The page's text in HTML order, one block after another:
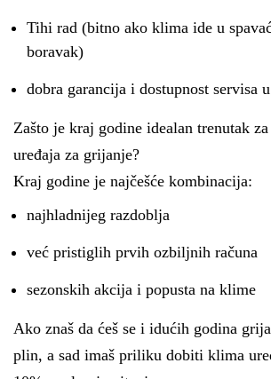
Tihi rad (bitno ako klima ide u
boravak)
dobra garancija i dostupnost servisa
Zašto je kraj godine idealan trenutak
uređaja za grijanje?
Kraj godine je najčešće kombinacija:
najhladnijeg razdoblja
već pristiglih prvih ozbiljnih računa
sezonskih akcija i popusta na klime
Ako znaš da ćeš se i idućih godina
plin, a sad imaš priliku dobiti klima